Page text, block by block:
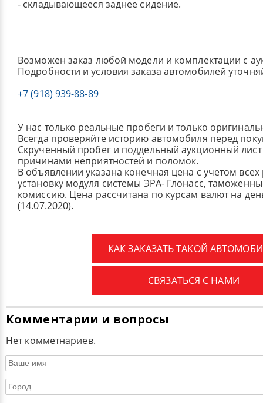
- складывающееся заднее сидение.
Возможен заказ любой модели и комплектации с
Подробности и условия заказа автомобилей
+7 (918) 939-88-89
У нас только реальные пробеги и только
Всегда проверяйте историю автомобиля перед
Скрученный пробег и поддельный аукционный лист
причинами неприятностей и поломок.
В объявлении указана конечная цена с учетом
установку модуля системы ЭРА- Глонасс,
комиссию. Цена рассчитана по курсам валют на
(14.07.2020).
КАК ЗАКАЗАТЬ ТАКОЙ
СВЯЗАТЬСЯ С НАМИ
Комментарии и вопросы
Нет комметнариев.